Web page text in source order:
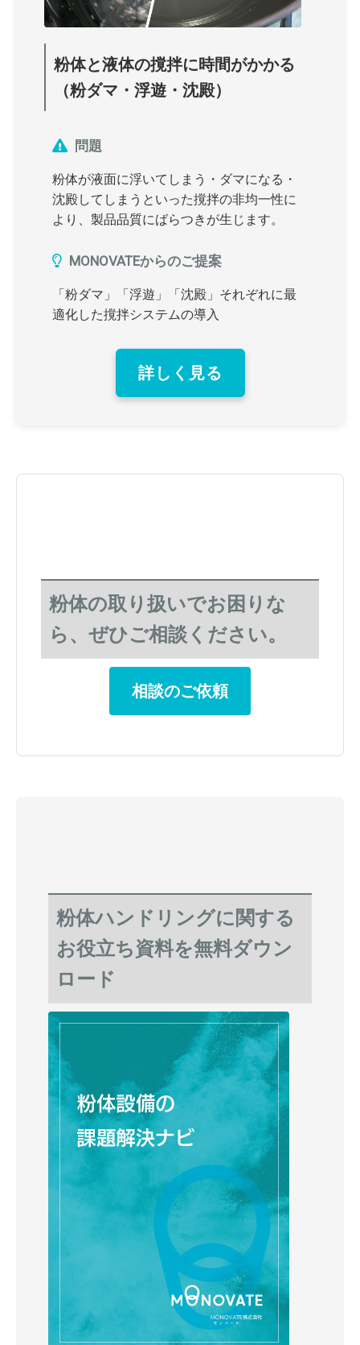
粉体と液体の撹拌に時間がかかる
（粉ダマ・浮遊・沈殿）
問題
粉体が液面に浮いてしまう・ダマになる・
沈殿してしまうといった撹拌の非均一性に
より、製品品質にばらつきが生じます。
MONOVATEからのご提案
「粉ダマ」「浮遊」「沈殿」それぞれに最
適化した撹拌システムの導入
詳しく見る
粉体の取り扱いでお困りな
ら、ぜひご相談ください。
相談のご依頼
粉体ハンドリングに関する
お役立ち資料を無料ダウン
ロード